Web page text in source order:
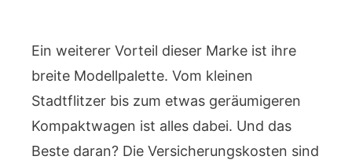
Ein weiterer Vorteil dieser Marke ist ihre
breite Modellpalette. Vom kleinen
Stadtflitzer bis zum etwas geräumigeren
Kompaktwagen ist alles dabei. Und das
Beste daran? Die Versicherungskosten sind